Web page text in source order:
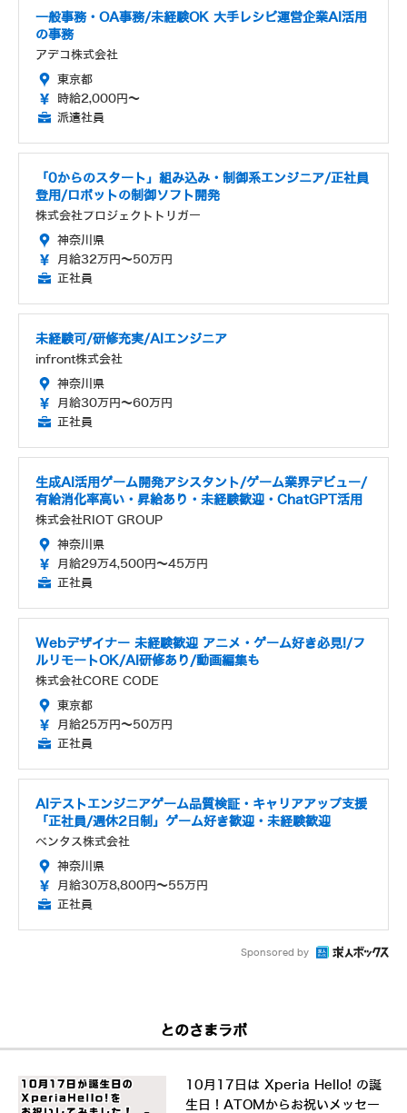
一般事務・OA事務/未経験OK 大手レシピ運営企業AI活用
の事務
アデコ株式会社
東京都
時給2,000円～
派遣社員
「0からのスタート」組み込み・制御系エンジニア/正社員
登用/ロボットの制御ソフト開発
株式会社プロジェクトトリガー
神奈川県
月給32万円～50万円
正社員
未経験可/研修充実/AIエンジニア
infront株式会社
神奈川県
月給30万円～60万円
正社員
生成AI活用ゲーム開発アシスタント/ゲーム業界デビュー/
有給消化率高い・昇給あり・未経験歓迎・ChatGPT活用
株式会社RIOT GROUP
神奈川県
月給29万4,500円～45万円
正社員
Webデザイナー 未経験歓迎 アニメ・ゲーム好き必見!/フ
ルリモートOK/AI研修あり/動画編集も
株式会社CORE CODE
東京都
月給25万円～50万円
正社員
AIテストエンジニアゲーム品質検証・キャリアアップ支援
「正社員/週休2日制」ゲーム好き歓迎・未経験歓迎
ベンタス株式会社
神奈川県
月給30万8,800円～55万円
正社員
Sponsored by
とのさまラボ
10月17日は Xperia Hello! の誕
生日！ATOMからお祝いメッセー